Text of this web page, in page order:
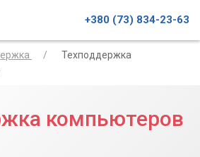
+380 (73) 834-23-63
Техподдержка
компьютеров